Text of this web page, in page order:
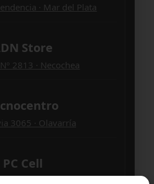
· Mar del Plata
Store
2813 · Necochea
3065 · Olavarría
PC Cell